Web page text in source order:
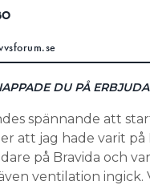
DU PÅ
spännande att
att jag hade varit på
på Bravida och
ventilation